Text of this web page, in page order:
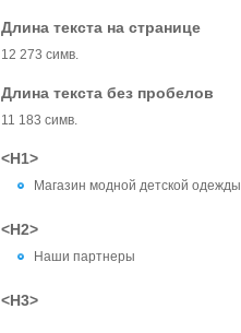
Длина текста на странице
12 273 симв.
Длина текста без пробелов
11 183 симв.
<H1>
Магазин модной детской одежды
<H2>
Наши партнеры
<H3>